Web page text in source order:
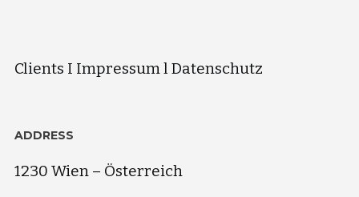
Clients I Impressum l Datenschutz
ADDRESS
1230 Wien – Österreich